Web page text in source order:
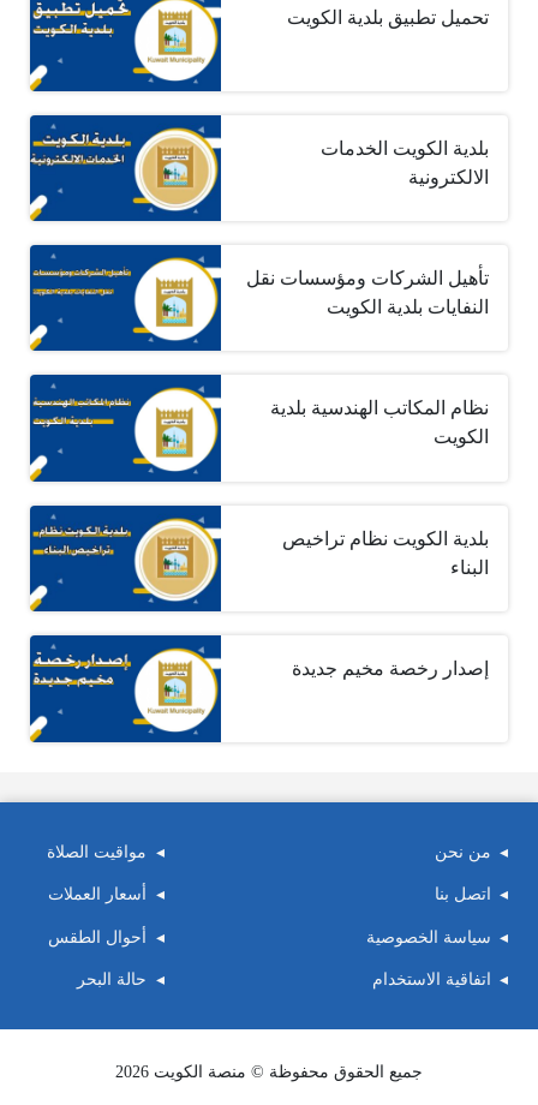
تحميل تطبيق بلدية الكويت
بلدية الكويت الخدمات
الالكترونية
تأهيل الشركات ومؤسسات نقل
النفايات بلدية الكويت
نظام المكاتب الهندسية بلدية
الكويت
بلدية الكويت نظام تراخيص
البناء
إصدار رخصة مخيم جديدة
من نحن
اتصل بنا
سياسة الخصوصية
اتفاقية الاستخدام
مواقيت الصلاة
أسعار العملات
أحوال الطقس
حالة البحر
جميع الحقوق محفوظة © منصة الكويت 2026